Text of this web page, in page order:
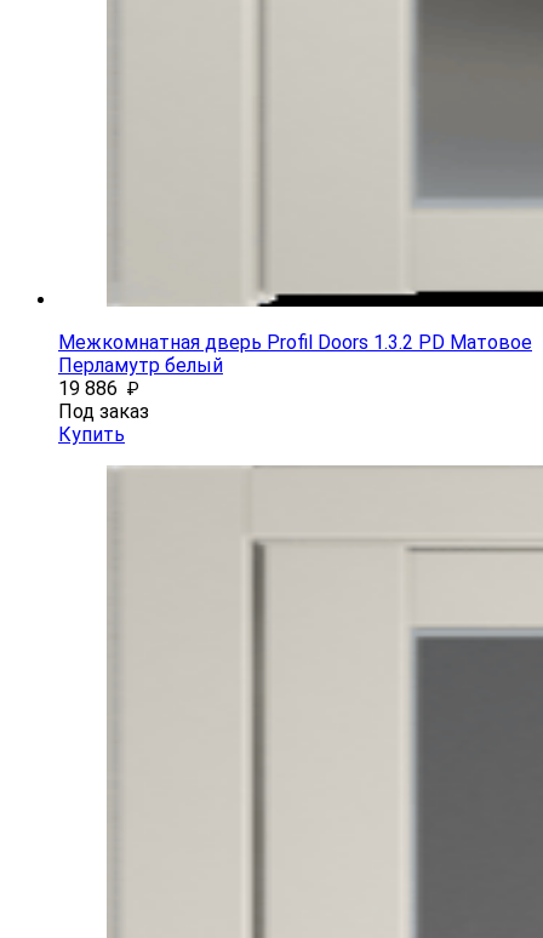
Межкомнатная дверь Profil Doors 1.3.2 PD Матовое
Перламутр белый
19 886 ₽
Под заказ
Купить